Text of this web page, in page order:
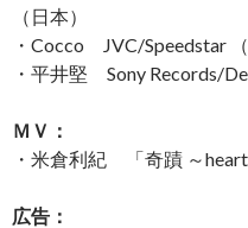
（日本）
・Cocco JVC/Speedstar （
・平井堅 Sony Records/
ＭＶ：
・米倉利紀 「奇蹟 ～
広告：